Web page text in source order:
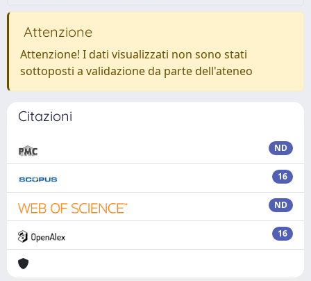
Attenzione
Attenzione! I dati visualizzati non sono stati
sottoposti a validazione da parte dell'ateneo
Citazioni
ND
16
ND
16